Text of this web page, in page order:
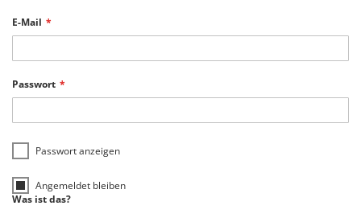
E-Mail
Passwort
Passwort anzeigen
Angemeldet bleiben
Was ist das?